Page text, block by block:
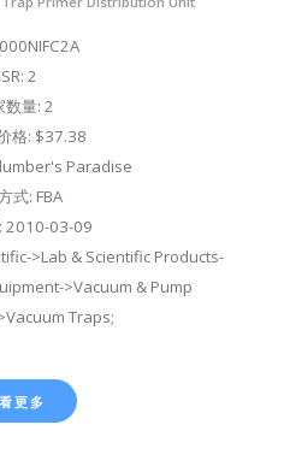
2
数量: 2
格: $37.38
Paradise
式: FBA
2010-03-09
>Lab & Scientific Products-
>Vacuum & Pump
Traps;
更多